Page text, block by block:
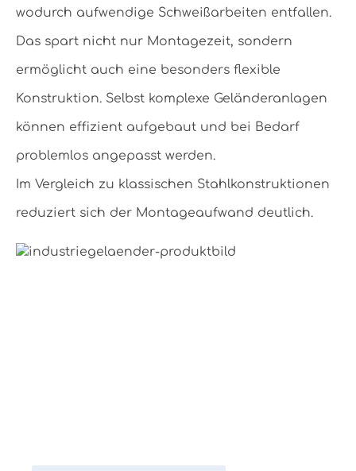
wodurch aufwendige Schweißarbeiten entfallen.
Das spart nicht nur Montagezeit, sondern
ermöglicht auch eine besonders flexible
Konstruktion. Selbst komplexe Geländeranlagen
können effizient aufgebaut und bei Bedarf
problemlos angepasst werden.
Im Vergleich zu klassischen Stahlkonstruktionen
reduziert sich der Montageaufwand deutlich.
Zu den Rohrverbindern